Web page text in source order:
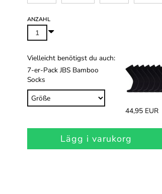
ANZAHL
Vielleicht benötigst du auch:
7-er-Pack JBS Bamboo
Socks
44,95 EUR
Lägg i varukorg